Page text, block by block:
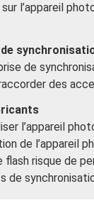
l’appareil
de
des
l’appareil
de l’appareil
flash risque de
de